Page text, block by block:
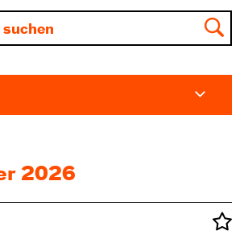
2026